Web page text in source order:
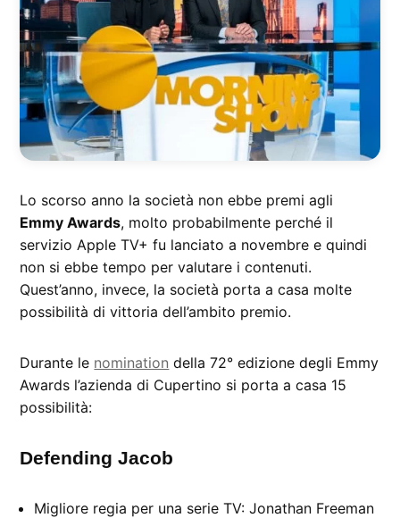
Lo scorso anno la società non ebbe premi agli
Emmy Awards, molto probabilmente perché il
servizio Apple TV+ fu lanciato a novembre e quindi
non si ebbe tempo per valutare i contenuti.
Quest’anno, invece, la società porta a casa molte
possibilità di vittoria dell’ambito premio.
Durante le nomination della 72° edizione degli Emmy
Awards l’azienda di Cupertino si porta a casa 15
possibilità:
Defending Jacob
Migliore regia per una serie TV: Jonathan Freeman